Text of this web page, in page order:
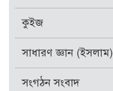
কুইজ
সাধারণ জ্ঞান (ইসলাম)
সংগঠন সংবাদ